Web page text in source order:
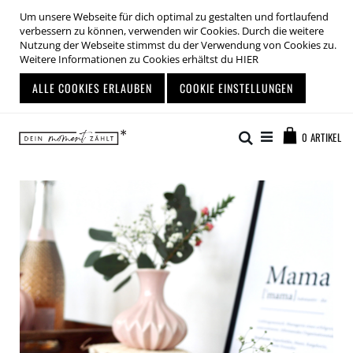
Um unsere Webseite für dich optimal zu gestalten und fortlaufend
verbessern zu können, verwenden wir Cookies. Durch die weitere
Nutzung der Webseite stimmst du der Verwendung von Cookies zu.
Weitere Informationen zu Cookies erhältst du HIER
ALLE COOKIES ERLAUBEN COOKIE EINSTELLUNGEN
Inhalt
springen
0 ARTIKEL
Suche